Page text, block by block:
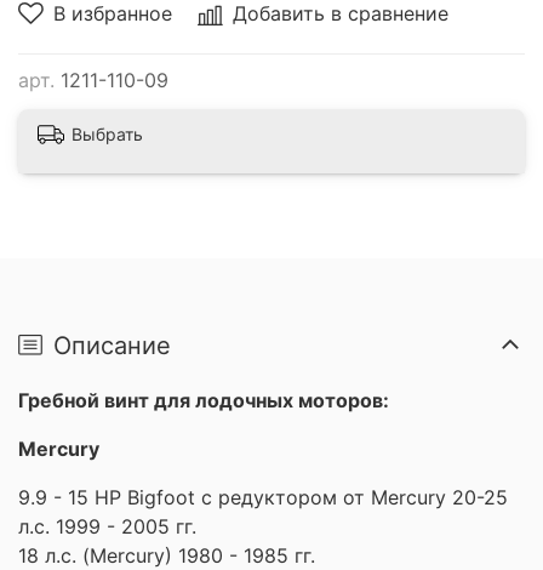
В избранное Добавить в сравнение
арт. 1211-110-09
Выбрать
Описание
Гребной винт для лодочных моторов:
Mercury
9.9 - 15 HP Bigfoot с редуктором от Mercury 20-25
л.с. 1999 - 2005 гг.
18 л.с. (Mercury) 1980 - 1985 гг.